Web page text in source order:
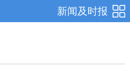
新闻及时报